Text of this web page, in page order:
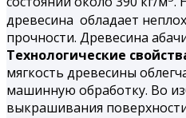
древесина обладает
прочности. Древесина
Технологические
мягкость древесины
машинную обработку. Во
выкрашивания